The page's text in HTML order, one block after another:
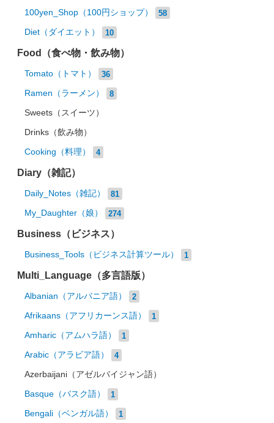
100yen_Shop（100円ショップ） 58
Diet（ダイエット） 10
Food（食べ物・飲み物）
Tomato（トマト） 36
Ramen（ラーメン） 8
Sweets（スイーツ）
Drinks（飲み物）
Cooking（料理） 4
Diary（雑記）
Daily_Notes（雑記） 81
My_Daughter（娘） 274
Business（ビジネス）
Business_Tools（ビジネス計算ツール） 1
Multi_Language（多言語版）
Albanian（アルバニア語） 2
Afrikaans（アフリカーンス語） 1
Amharic（アムハラ語） 1
Arabic（アラビア語） 4
Azerbaijani（アゼルバイジャン語）
Basque（バスク語） 1
Bengali（ベンガル語） 1